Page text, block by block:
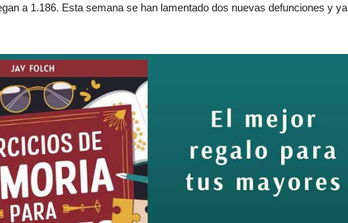
a 1.186. Esta semana se han lamentado dos nuevas defunciones y ya